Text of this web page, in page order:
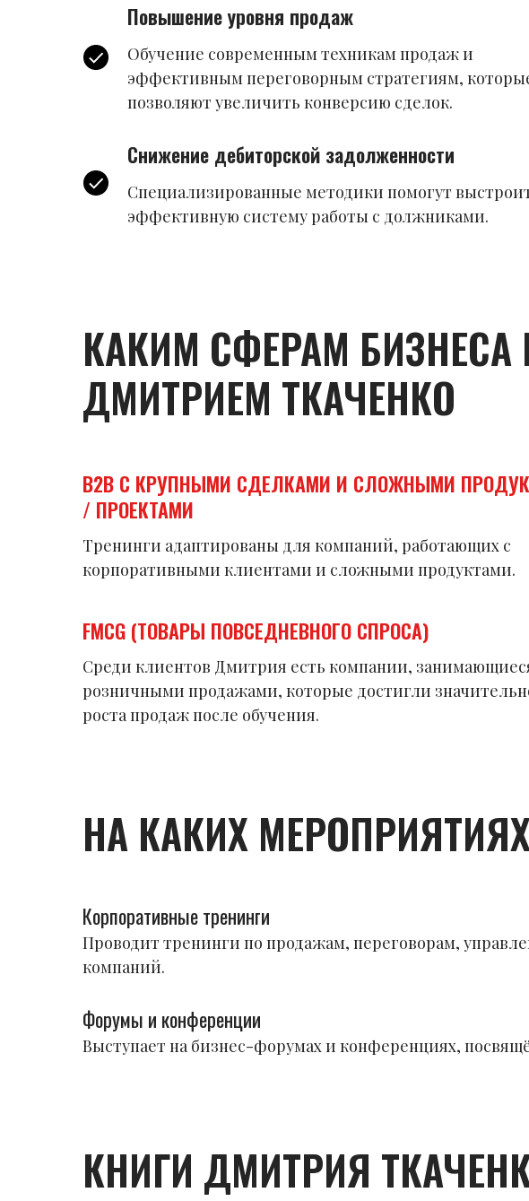
Повышение уровня продаж
Обучение современным техникам продаж и
эффективным переговорным стратегиям,
позволяют увеличить конверсию сделок.
Снижение дебиторской задолженности
Специализированные методики помогут
эффективную систему работы с должниками.
КАКИМ СФЕРАМ БИЗНЕСА
ДМИТРИЕМ ТКАЧЕНКО
B2B С КРУПНЫМИ СДЕЛКАМИ И СЛОЖНЫМИ
/ ПРОЕКТАМИ
Тренинги адаптированы для компаний, работающих с
корпоративными клиентами и сложными продуктами.
FMCG (ТОВАРЫ ПОВСЕДНЕВНОГО СПРОСА)
Среди клиентов Дмитрия есть компании,
розничными продажами, которые достигли
роста продаж после обучения.
НА КАКИХ
Корпоративные тренинги
Проводит тренинги по продажам, переговорам,
компаний.
Форумы и конференции
Выступает на бизнес-форумах и конференциях,
КНИГИ ДМИТРИЯ